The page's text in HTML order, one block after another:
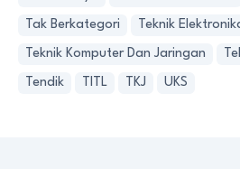
Tak Berkategori Teknik
Teknik Komputer Dan Jaringan
Tendik TITL TKJ UKS